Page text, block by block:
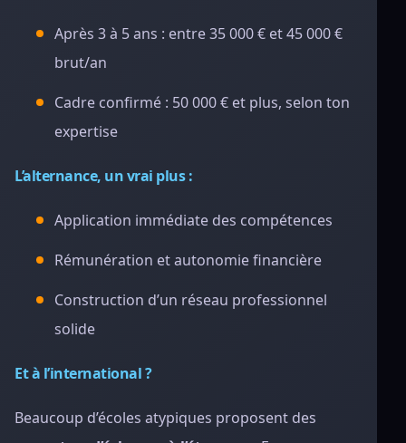
Après 3 à 5 ans : entre 35 000 € et 45 000 €
brut/an
Cadre confirmé : 50 000 € et plus, selon ton
expertise
L’alternance, un vrai plus :
Application immédiate des compétences
Rémunération et autonomie financière
Construction d’un réseau professionnel
solide
Et à l’international ?
Beaucoup d’écoles atypiques proposent des